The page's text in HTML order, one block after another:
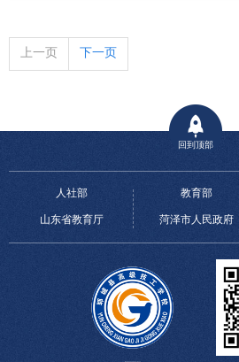
上一页 下一页
回到顶部
人社部 教育部
山东省教育厅 菏泽市人民政府